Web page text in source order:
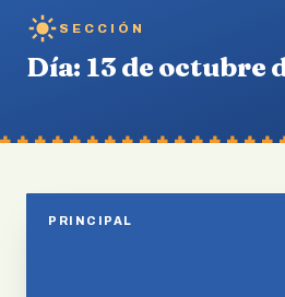
SECCIÓN
Día: 13 de octubre
PRINCIPAL